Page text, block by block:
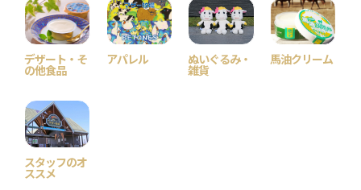
デザート・そ
の他食品
アパレル ぬいぐるみ・
雑貨
馬油クリーム
スタッフのオ
ススメ